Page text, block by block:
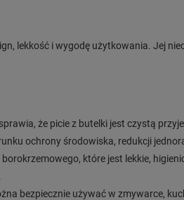
lekkość i wygodę użytkowania. Jej
że picie z butelki jest czystą
ochrony środowiska, redukcji
które jest lekkie,
bezpiecznie używać w zmywarce,